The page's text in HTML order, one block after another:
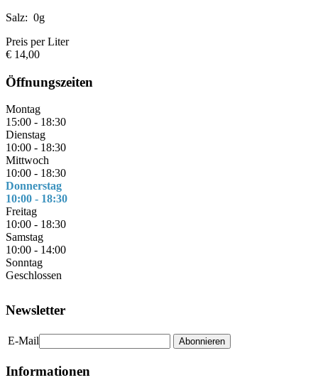
Salz: 0g
Preis per Liter
€ 14,00
Öffnungszeiten
Montag
15:00 - 18:30
Dienstag
10:00 - 18:30
Mittwoch
10:00 - 18:30
Donnerstag
10:00 - 18:30
Freitag
10:00 - 18:30
Samstag
10:00 - 14:00
Sonntag
Geschlossen
Newsletter
E-Mail Abonnieren
Informationen